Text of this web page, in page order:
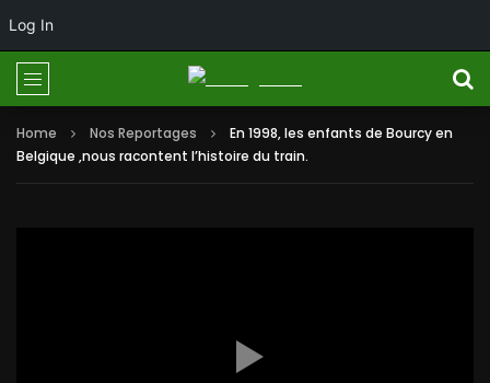
Log In
Home Nos Reportages
En 1998, les enfants de Bourcy en
Belgique ,nous racontent l’histoire du train.